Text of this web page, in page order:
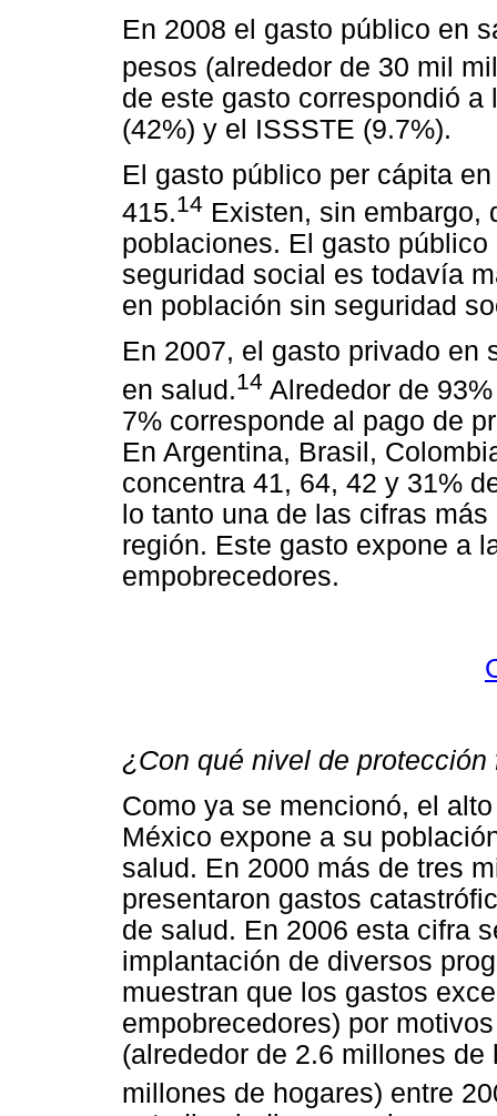
En 2008 el gasto público en
pesos (alrededor de 30 mil
de este gasto correspondió
(42%) y el ISSSTE (9.7%).
El gasto público per cápita
415.14 Existen, sin embargo,
poblaciones. El gasto
seguridad social es todavía
en población sin seguridad
En 2007, el gasto privado en
en salud.14 Alrededor de
7% corresponde al pago de
En Argentina, Brasil,
concentra 41, 64, 42 y 31%
lo tanto una de las cifras
región. Este gasto expone a
empobrecedores.
¿Con qué nivel de
Como ya se mencionó, el
México expone a su
salud. En 2000 más de tres
presentaron gastos
de salud. En 2006 esta cifra
implantación de diversos
muestran que los gastos
empobrecedores) por
(alrededor de 2.6 millones
millones de hogares) entre